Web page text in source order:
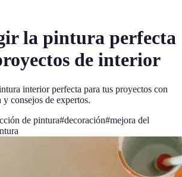
la pintura perfecta
de interior
interior perfecta para tus proyectos con
consejos de expertos.
de pintura#decoración#mejora del